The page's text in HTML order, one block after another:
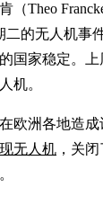
（Theo
二的无人机事
国家稳定。
机。
欧洲各地造成
无人机 ，关
。